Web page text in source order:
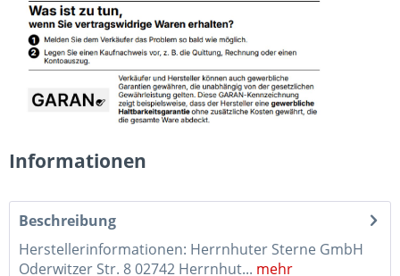
Informationen
Beschreibung
Herstellerinformationen: Herrnhuter Sterne GmbH
Oderwitzer Str. 8 02742 Herrnhut... mehr